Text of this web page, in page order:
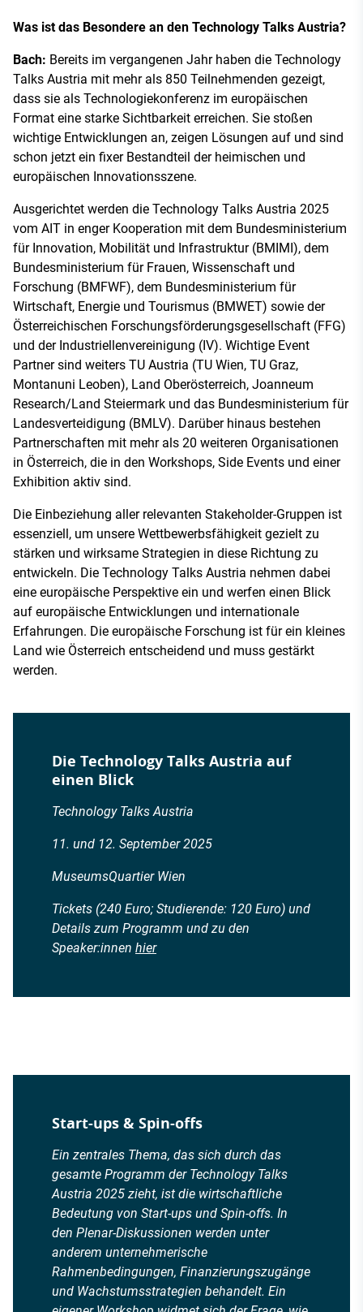
Was ist das Besondere an den Technology Talks Austria?
Bach: Bereits im vergangenen Jahr haben die Technology
Talks Austria mit mehr als 850 Teilnehmenden gezeigt,
dass sie als Technologiekonferenz im europäischen
Format eine starke Sichtbarkeit erreichen. Sie stoßen
wichtige Entwicklungen an, zeigen Lösungen auf und sind
schon jetzt ein fixer Bestandteil der heimischen und
europäischen Innovationsszene.
Ausgerichtet werden die Technology Talks Austria 2025
vom AIT in enger Kooperation mit dem Bundesministerium
für Innovation, Mobilität und Infrastruktur (BMIMI), dem
Bundesministerium für Frauen, Wissenschaft und
Forschung (BMFWF), dem Bundesministerium für
Wirtschaft, Energie und Tourismus (BMWET) sowie der
Österreichischen Forschungsförderungsgesellschaft (FFG)
und der Industriellenvereinigung (IV). Wichtige Event
Partner sind weiters TU Austria (TU Wien, TU Graz,
Montanuni Leoben), Land Oberösterreich, Joanneum
Research/Land Steiermark und das Bundesministerium für
Landesverteidigung (BMLV). Darüber hinaus bestehen
Partnerschaften mit mehr als 20 weiteren Organisationen
in Österreich, die in den Workshops, Side Events und einer
Exhibition aktiv sind.
Die Einbeziehung aller relevanten Stakeholder-Gruppen ist
essenziell, um unsere Wettbewerbsfähigkeit gezielt zu
stärken und wirksame Strategien in diese Richtung zu
entwickeln. Die Technology Talks Austria nehmen dabei
eine europäische Perspektive ein und werfen einen Blick
auf europäische Entwicklungen und internationale
Erfahrungen. Die europäische Forschung ist für ein kleines
Land wie Österreich entscheidend und muss gestärkt
werden.
Die Technology Talks Austria auf
einen Blick
Technology Talks Austria
11. und 12. September 2025
MuseumsQuartier Wien
Tickets (240 Euro; Studierende: 120 Euro) und
Details zum Programm und zu den
Speaker:innen hier
Start-ups & Spin-offs
Ein zentrales Thema, das sich durch das
gesamte Programm der Technology Talks
Austria 2025 zieht, ist die wirtschaftliche
Bedeutung von Start-ups und Spin-offs. In
den Plenar-Diskussionen werden unter
anderem unternehmerische
Rahmenbedingungen, Finanzierungszugänge
und Wachstumsstrategien behandelt. Ein